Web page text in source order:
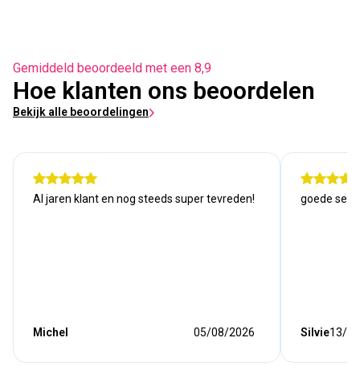
Gemiddeld beoordeeld met een 8,9
Hoe klanten ons beoordelen
Bekijk alle beoordelingen
Al jaren klant en nog steeds super tevreden!
Michel 05/08/2026
goede
Silvie13/